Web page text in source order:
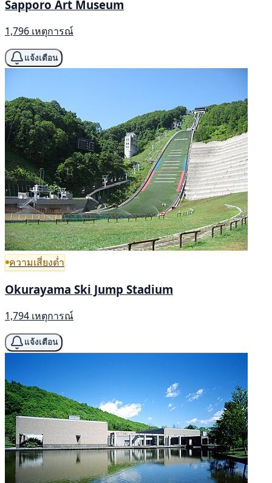
Sapporo Art Museum
1,796 เหตุการณ์
แจ้งเตือน
ความเสี่ยงต่ำ
Okurayama Ski Jump Stadium
1,794 เหตุการณ์
แจ้งเตือน